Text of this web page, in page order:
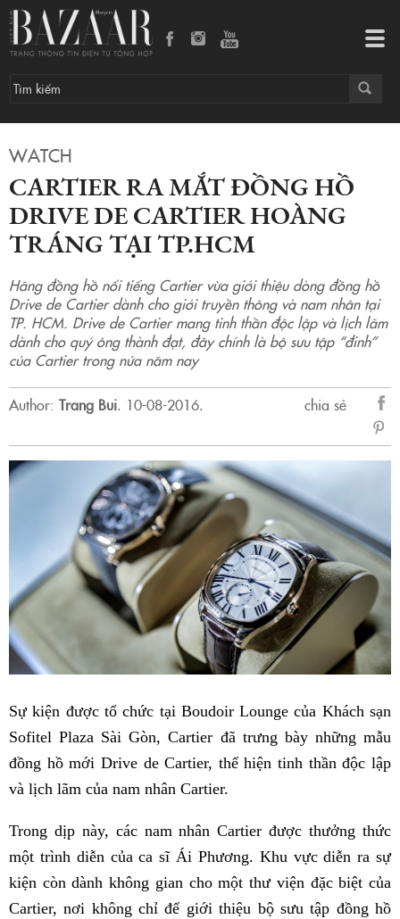
WATCH
CARTIER RA MẮT ĐỒNG HỒ
DRIVE DE CARTIER HOÀNG
TRÁNG TẠI TP.HCM
Hãng đồng hồ nổi tiếng Cartier vừa giới thiệu dòng đồng hồ
Drive de Cartier dành cho giới truyền thông và nam nhân tại
TP. HCM. Drive de Cartier mang tinh thần độc lập và lịch lãm
dành cho quý ông thành đạt, đây chính là bộ sưu tập “đinh”
của Cartier trong nửa năm nay
Author: Trang Bui. 10-08-2016.
chia sẻ
sẻ
Sự kiện được tổ chức tại Boudoir Lounge của Khách sạn
Sofitel Plaza Sài Gòn, Cartier đã trưng bày những mẫu
đồng hồ mới Drive de Cartier, thể hiện tinh thần độc lập
và lịch lãm của nam nhân Cartier.
Trong dịp này, các nam nhân Cartier được thưởng thức
một trình diễn của ca sĩ Ái Phương. Khu vực diễn ra sự
kiện còn dành không gian cho một thư viện đặc biệt của
Cartier, nơi không chỉ để giới thiệu bộ sưu tập đồng hồ